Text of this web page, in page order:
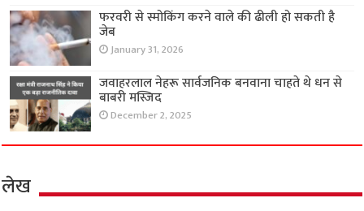
फरवरी से स्मोकिंग करने वाले की ढीली हो सकती है
जेब
January 31, 2026
जवाहरलाल नेहरू सार्वजनिक बनवाना चाहते थे धन से
बाबरी मस्जिद
December 2, 2025
लेख